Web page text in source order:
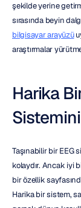
şekilde yerine
sırasında beyin
bilgisayar arayüzü
araştırmalar
Harika
Taşınabilir bir EEG
kolaydır. Ancak iyi
bir özellik
Harika bir sistem,